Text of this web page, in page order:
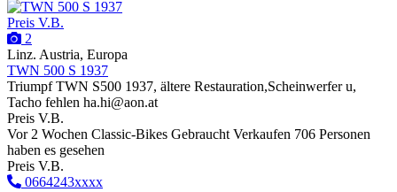
Preis V.B.
2
Linz. Austria, Europa
TWN 500 S 1937
Triumpf TWN S500 1937, ältere Restauration,Scheinwerfer u,
Tacho fehlen ha.hi@aon.at
Preis V.B.
Vor 2 Wochen Classic-Bikes Gebraucht Verkaufen 706 Personen
haben es gesehen
Preis V.B.
0664243xxxx